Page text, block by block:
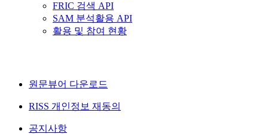
FRIC 검색 API
SAM 분석활용 API
활용 및 참여 현황
원문뷰어 다운로드
RISS 개인정보 재동의
공지사항